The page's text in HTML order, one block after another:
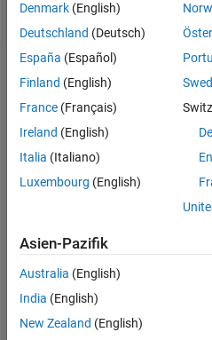
Statistik
BEITRÄGE 10
-4
-2
2
4
6
8
10
25 20
5
-5
-10
Denmark (English)
Deutschland (Deutsch)
España (Español)
Finland (English)
France (Français)
Ireland (English)
Italia (Italiano)
Luxembourg (English)
Asien-Pazifik
Australia (English)
India (English)
New Zealand (English)